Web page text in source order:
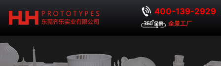
400-139-2929
全景工厂